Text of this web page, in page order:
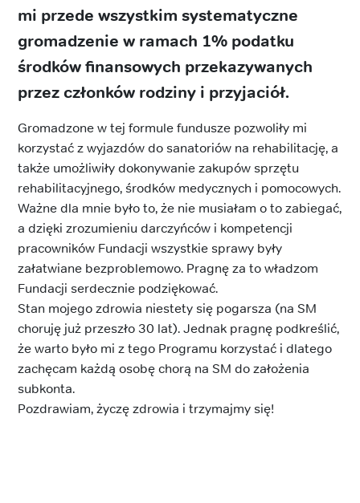
mi przede wszystkim systematyczne
gromadzenie w ramach 1% podatku
środków finansowych przekazywanych
przez członków rodziny i przyjaciół.
Gromadzone w tej formule fundusze pozwoliły mi
korzystać z wyjazdów do sanatoriów na rehabilitację, a
także umożliwiły dokonywanie zakupów sprzętu
rehabilitacyjnego, środków medycznych i pomocowych.
Ważne dla mnie było to, że nie musiałam o to zabiegać,
a dzięki zrozumieniu darczyńców i kompetencji
pracowników Fundacji wszystkie sprawy były
załatwiane bezproblemowo. Pragnę za to władzom
Fundacji serdecznie podziękować.
Stan mojego zdrowia niestety się pogarsza (na SM
choruję już przeszło 30 lat). Jednak pragnę podkreślić,
że warto było mi z tego Programu korzystać i dlatego
zachęcam każdą osobę chorą na SM do założenia
subkonta.
Pozdrawiam, życzę zdrowia i trzymajmy się!